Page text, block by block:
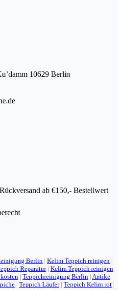
10629 Berlin
ab €150,- Bestellwert
Berlin | Kelim Teppich reinigen |
Reparatur| Kelim Teppich reinigen
| Teppichreinigung Berlin | Antike
| Teppich Läufer| Teppich Kelim rot |